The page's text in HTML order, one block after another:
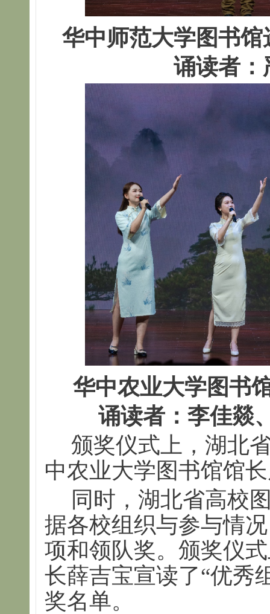
华中师范大学图书
诵读者：
华中农业大学图书
诵读者：李佳燚
颁奖仪式上，湖北
中农业大学图书馆馆
同时，湖北省高校
据各校组织与参与情
项和领队奖。颁奖仪
长薛吉宝宣读了“优秀
奖名单。